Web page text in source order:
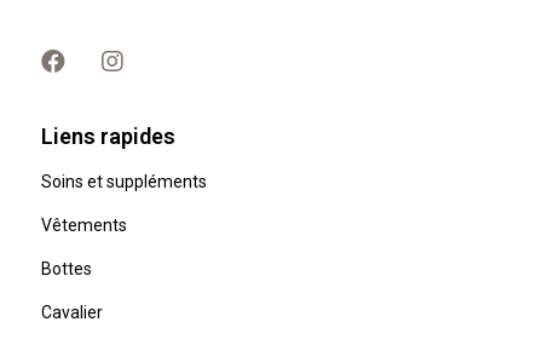
Liens rapides
Soins et suppléments
Vêtements
Bottes
Cavalier